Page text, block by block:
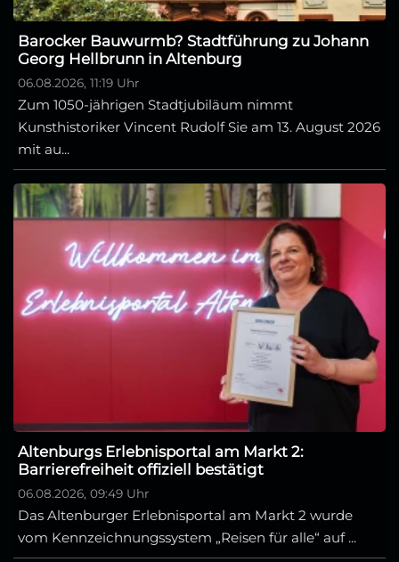
Barocker Bauwurmb? Stadtführung zu Johann
Georg Hellbrunn in Altenburg
06.08.2026, 11:19 Uhr
Zum 1050-jährigen Stadtjubiläum nimmt
Kunsthistoriker Vincent Rudolf Sie am 13. August 2026
mit au...
Altenburgs Erlebnisportal am Markt 2:
Barrierefreiheit offiziell bestätigt
06.08.2026, 09:49 Uhr
Das Altenburger Erlebnisportal am Markt 2 wurde
vom Kennzeichnungssystem „Reisen für alle“ auf ...